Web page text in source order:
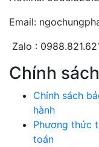
Email:
Zalo :
Chính sách
Chính sách
hành
Phương thức
toán